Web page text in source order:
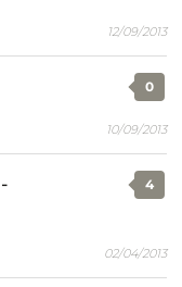
12/09/2013
0
10/09/2013
4
02/04/2013